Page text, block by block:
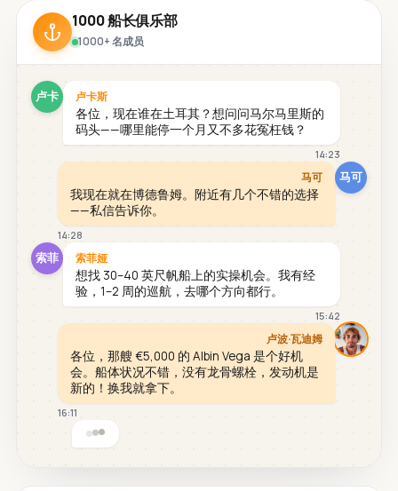
1000 船长俱乐部
1000+ 名成员
卢卡 卢卡斯
各位，现在谁在土耳其？想问问马尔马里斯的
码头——哪里能停一个月又不多花冤枉钱？
14:23
马可
马可
我现在就在博德鲁姆。附近有几个不错的选择
——私信告诉你。
14:28
索菲 索菲娅
想找 30–40 英尺帆船上的实操机会。我有经
验，1–2 周的巡航，去哪个方向都行。
15:42
卢波·瓦迪姆
各位，那艘 €5,000 的 Albin Vega 是个好机
会。船体状况不错，没有龙骨螺栓，发动机是
新的！换我就拿下。
16:11